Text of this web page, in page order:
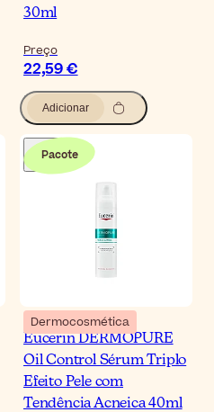
30ml
Preço
22,59 €
Adicionar
Pacote
Dermocosmética
Eucerin DERMOPURE
Oil Control Sérum Triplo
Efeito Pele com
Tendência Acneica 40ml